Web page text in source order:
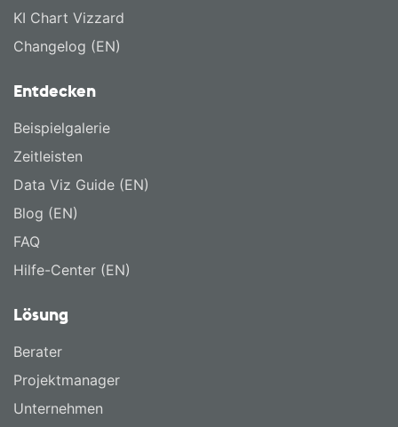
KI Chart Vizzard
Changelog (EN)
Entdecken
Beispielgalerie
Zeitleisten
Data Viz Guide (EN)
Blog (EN)
FAQ
Hilfe-Center (EN)
Lösung
Berater
Projektmanager
Unternehmen